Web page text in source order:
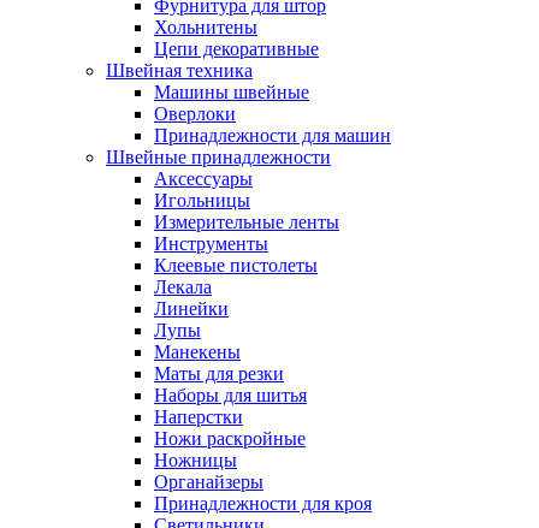
Фурнитура для штор
Хольнитены
Цепи декоративные
Швейная техника
Машины швейные
Оверлоки
Принадлежности для машин
Швейные принадлежности
Аксессуары
Игольницы
Измерительные ленты
Инструменты
Клеевые пистолеты
Лекала
Линейки
Лупы
Манекены
Маты для резки
Наборы для шитья
Наперстки
Ножи раскройные
Ножницы
Органайзеры
Принадлежности для кроя